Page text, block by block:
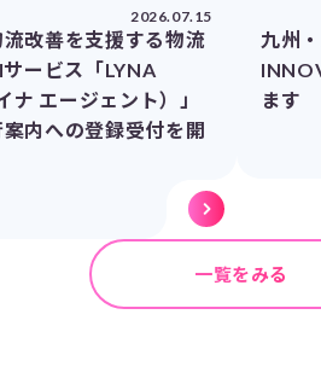
2026.07.15
改善を支援する物流
ービス「LYNA
ナ エージェント）」
内への登録受付を開
九州
ます
一覧をみる